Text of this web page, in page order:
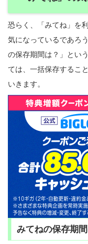
恐らく、「みてね」を
気になっているであろ
の保存期間は？」とい
ては、一括保存するこ
いきます。
みてねの保存期間